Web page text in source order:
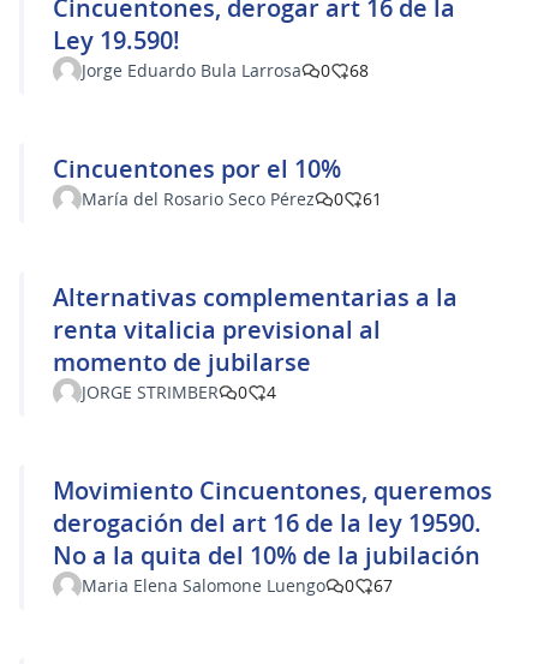
Cincuentones, derogar art 16 de la
Ley 19.590!
Jorge Eduardo Bula Larrosa 0 68
Cincuentones por el 10%
María del Rosario Seco Pérez 0 61
Alternativas complementarias a la
renta vitalicia previsional al
momento de jubilarse
JORGE STRIMBER 0 4
Movimiento Cincuentones, queremos
derogación del art 16 de la ley 19590.
No a la quita del 10% de la jubilación
Maria Elena Salomone Luengo 0 67